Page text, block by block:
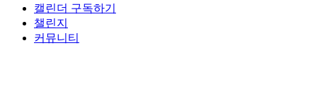
캘린더 구독하기
챌린지
커뮤니티